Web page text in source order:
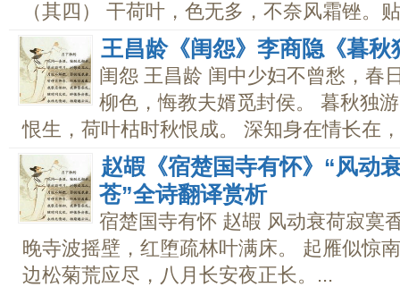
（其四） 干荷叶，色无多，不奈风霜锉。
王昌龄《闺怨》李商隐《暮
闺怨 王昌龄 闺中少妇不曾愁，春
柳色，悔教夫婿觅封侯。 暮秋独
恨生，荷叶枯时秋恨成。 深知身在情长在
赵嘏《宿楚国寺有怀》“风动
苍”全诗翻译赏析
宿楚国寺有怀 赵嘏 风动衰荷寂寞
晚寺波摇壁，红堕疏林叶满床。 起雁似惊
边松菊荒应尽，八月长安夜正长。...